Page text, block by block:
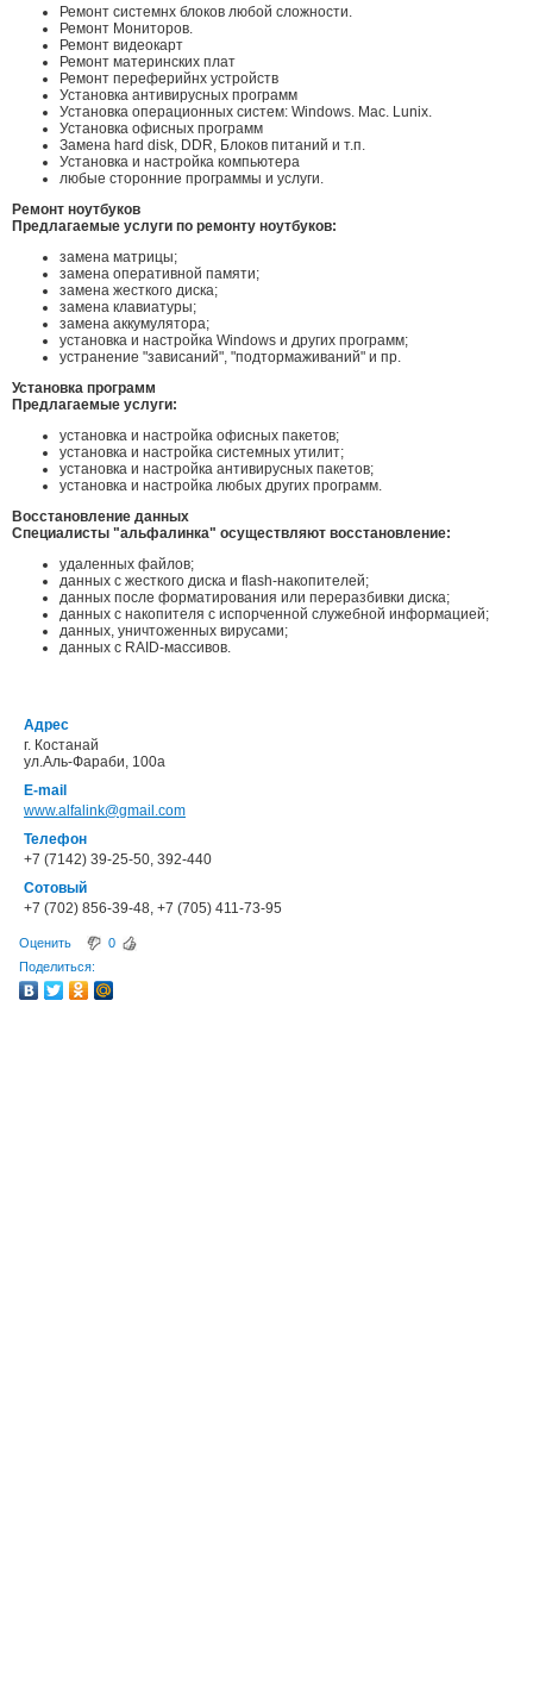
Ремонт системнх блоков любой сложности.
Ремонт Мониторов.
Ремонт видеокарт
Ремонт материнских плат
Ремонт переферийнх устройств
Установка антивирусных программ
Установка операционных систем: Windows. Mac. Lunix.
Установка офисных программ
Замена hard disk, DDR, Блоков питаний и т.п.
Установка и настройка компьютера
любые сторонние программы и услуги.
Ремонт ноутбуков
Предлагаемые услуги по ремонту ноутбуков:
замена матрицы;
замена оперативной памяти;
замена жесткого диска;
замена клавиатуры;
замена аккумулятора;
установка и настройка Windows и других программ;
устранение "зависаний", "подтормаживаний" и пр.
Установка программ
Предлагаемые услуги:
установка и настройка офисных пакетов;
установка и настройка системных утилит;
установка и настройка антивирусных пакетов;
установка и настройка любых других программ.
Восстановление данных
Специалисты "альфалинка" осуществляют восстановление:
удаленных файлов;
данных с жесткого диска и flash-накопителей;
данных после форматирования или переразбивки диска;
данных с накопителя с испорченной служебной информацией;
данных, уничтоженных вирусами;
данных с RAID-массивов.
Адрес
г. Костанай
ул.Аль-Фараби, 100а
E-mail
www.alfalink@gmail.com
Телефон
+7 (7142) 39-25-50, 392-440
Сотовый
+7 (702) 856-39-48, +7 (705) 411-73-95
Оценить
0
Поделиться: